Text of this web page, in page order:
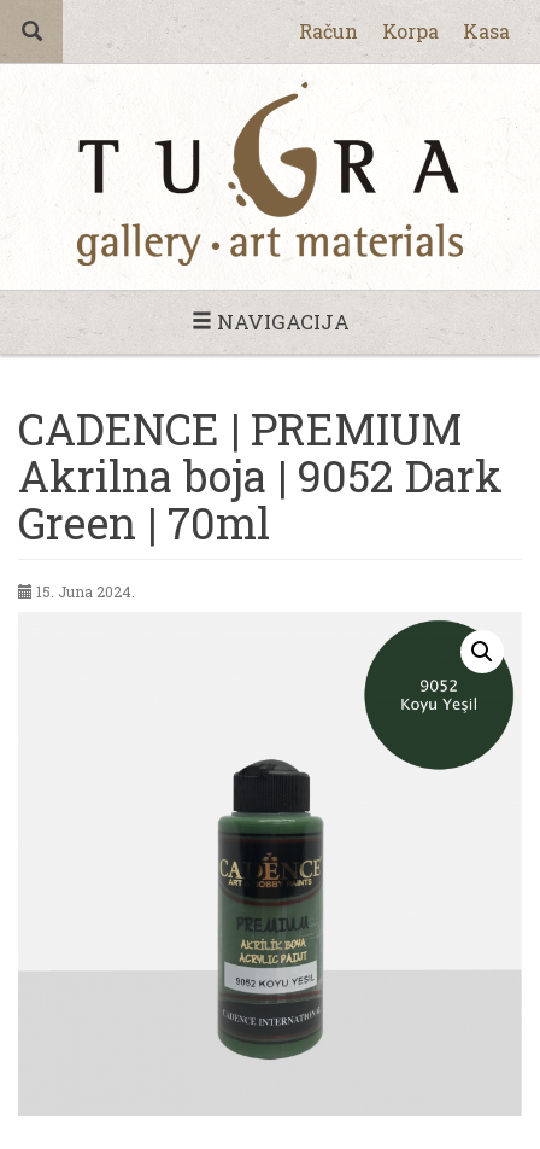
Račun Korpa Kasa
NAVIGACIJA
CADENCE | PREMIUM
Akrilna boja | 9052 Dark
Green | 70ml
15. Juna 2024.